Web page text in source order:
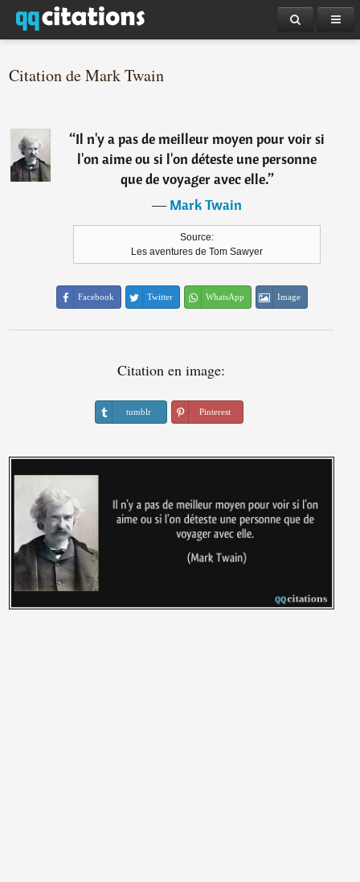
Citation de Mark Twain
“Il n'y a pas de meilleur moyen pour voir si
l'on aime ou si l'on déteste une personne
que de voyager avec elle.”
―Mark Twain
Source:
Les aventures de Tom Sawyer
Facebook Twitter WhatsApp Image
Citation en image:
tumblr Pinterest